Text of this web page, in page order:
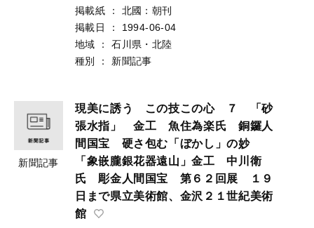
掲載紙 ：
北國：朝刊
掲載日
：
1994-06-04
地域
：
石川県・北陸
種別
： 新聞記事
新聞記事
現美に誘う この技この心 ７ 「砂
張水指」 金工 魚住為楽氏 銅鑼人
間国宝 硬さ包む「ぼかし」の妙
「象嵌朧銀花器遠山」金工 中川衛
氏 彫金人間国宝 第６２回展 １９
日まで県立美術館、金沢２１世紀美術
館